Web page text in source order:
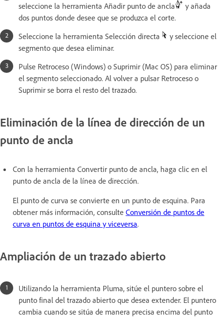
seleccione la herramienta Añadir punto de ancla
y añada
dos puntos donde desee que se produzca el corte.
Seleccione la herramienta Selección directa
y seleccione el
segmento que desea eliminar.
Pulse Retroceso (Windows) o Suprimir (Mac OS) para eliminar
el segmento seleccionado. Al volver a pulsar Retroceso o
Suprimir se borra el resto del trazado.
Eliminación de la línea de dirección de un
punto de ancla
Con la herramienta Convertir punto de ancla, haga clic en el
punto de ancla de la línea de dirección.
El punto de curva se convierte en un punto de esquina. Para
obtener más información, consulte Conversión de puntos de
curva en puntos de esquina y viceversa.
Ampliación de un trazado abierto
Utilizando la herramienta Pluma, sitúe el puntero sobre el
punto final del trazado abierto que desea extender. El puntero
cambia cuando se sitúa de manera precisa encima del punto